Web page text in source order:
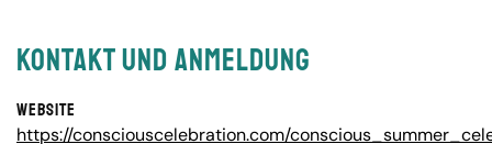
Kontakt und Anmeldung
Website
https://consciouscelebration.com/